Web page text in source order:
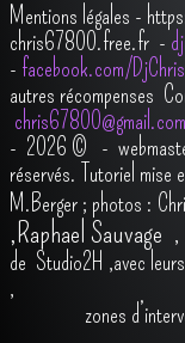
Mentions légales -
chris67800.free.fr -
- facebook.com/
autres récompenses
chris67800@gmail.com
- 2026 © -
réservés. Tutoriel mise
M.Berger ; photos :
,Raphael Sauvage ,
de Studio2H ,avec
,
zones